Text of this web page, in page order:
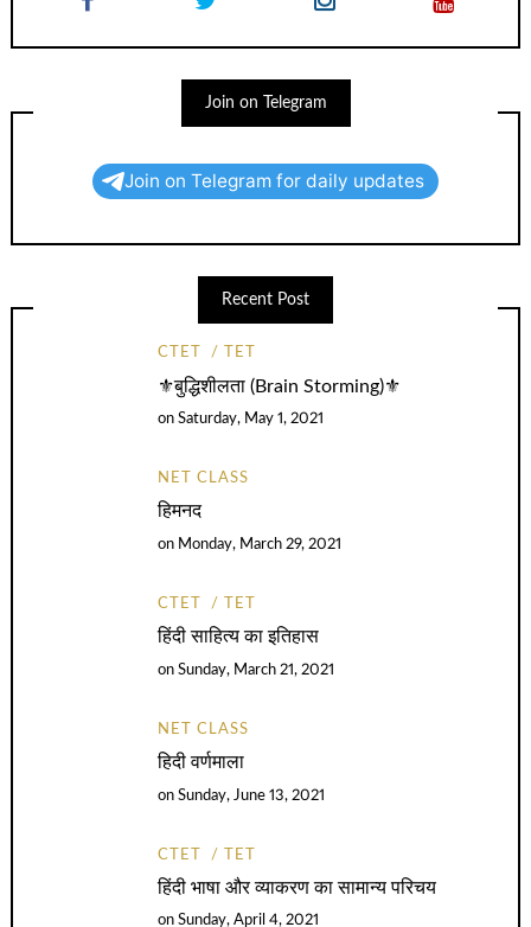
Join on Telegram
Join on Telegram for daily updates
Recent Post
CTET TET
⚜️बुद्धिशीलता (Brain Storming)⚜️
onSaturday, May 1, 2021
NET CLASS
हिमनद
on Monday, March 29, 2021
CTET TET
हिंदी साहित्य का इतिहास
onSunday, March 21, 2021
NET CLASS
हिदी वर्णमाला
onSunday, June 13, 2021
CTET TET
हिंदी भाषा और व्याकरण का सामान्य परिचय
onSunday, April 4, 2021